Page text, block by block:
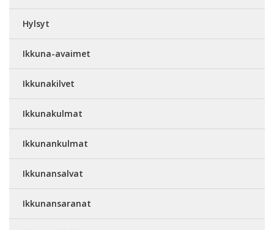
Hylsyt
Ikkuna-avaimet
Ikkunakilvet
Ikkunakulmat
Ikkunankulmat
Ikkunansalvat
Ikkunansaranat